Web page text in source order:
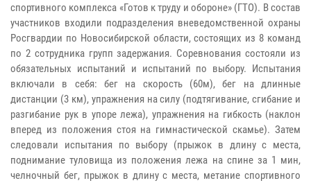
спортивного комплекса «Готов к труду и обороне» (ГТО). В состав
участников входили подразделения вневедомственной охраны
Росгвардии по Новосибирской области, состоящих из 8 команд
по 2 сотрудника групп задержания. Соревнования состояли из
обязательных испытаний и испытаний по выбору. Испытания
включали в себя: бег на скорость (60м), бег на длинные
дистанции (3 км), упражнения на силу (подтягивание, сгибание и
разгибание рук в упоре лежа), упражнения на гибкость (наклон
вперед из положения стоя на гимнастической скамье). Затем
следовали испытания по выбору (прыжок в длину с места,
поднимание туловища из положения лежа на спине за 1 мин,
челночный бег, прыжок в длину с места, метание спортивного